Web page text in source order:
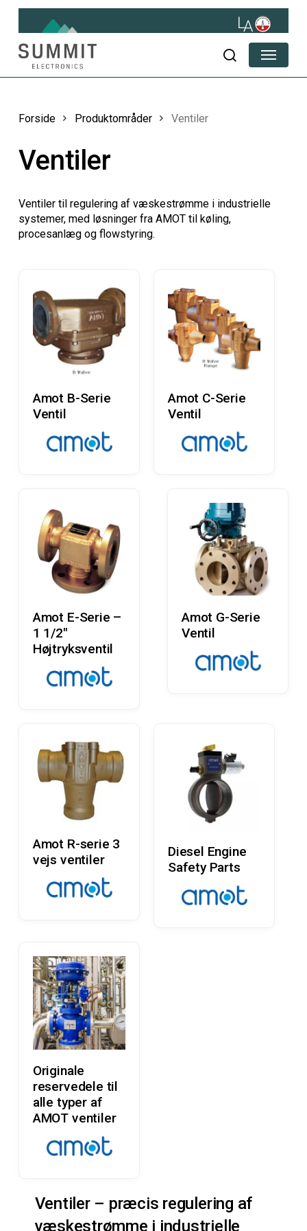
Skip
main
content
søg
Menu
Forside Produktområder Ventiler
Ventiler
Ventiler til regulering af væskestrømme i industrielle
systemer, med løsninger fra AMOT til køling,
procesanlæg og flowstyring.
Amot B-Serie
Ventil
Amot C-Serie
Ventil
Amot E-Serie –
1 1/2″
Højtryksventil
Amot G-Serie
Ventil
Amot R-serie 3
vejs ventiler
Læs Mere
Diesel Engine
Safety Parts
Læs Mere
Originale
reservedele til
alle typer af
AMOT ventiler
Ventiler – præcis regulering af
væskestrømme i industrielle